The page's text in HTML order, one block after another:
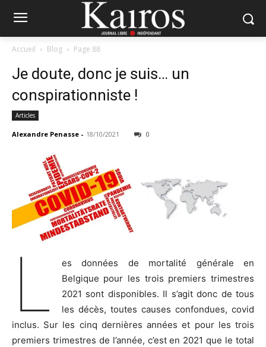
Accueil Blog Page 88
Je doute, donc je suis… un
conspirationniste !
Articles
Alexandre Penasse - 18/10/2021 0
L
es données de mortalité générale en
Belgique pour les trois premiers trimestres
2021 sont disponibles. Il s’agit donc de tous
les décès, toutes causes confondues, covid
inclus. Sur les cinq dernières années et pour les trois
premiers trimestres de l’année, c’est en 2021 que le total